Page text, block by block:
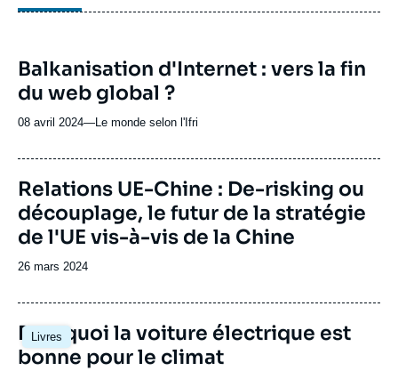
URL
de
Spotify
Balkanisation d'Internet : vers la fin
du web global ?
08 avril 2024—Nom
journal,
ou
émission
Le monde selon l'Ifri
Image
de
couverture
de
la
Relations UE-Chine : De-risking ou
découplage, le futur de la stratégie
de l'UE vis-à-vis de la Chine
Date
publication
26 mars 2024
Livres
Image
principale
Pourquoi la voiture électrique est
bonne pour le climat